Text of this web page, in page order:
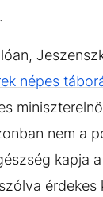
népes
nem a
kapja
érdekes